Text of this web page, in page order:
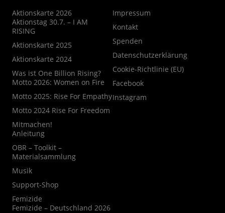
Aktionskarte 2026
Aktionstag 30.7. – I AM
RISING
Aktionskarte 2025
Aktionskarte 2024
Was ist One Billion Rising?
Motto 2026: Women on Fire
Motto 2025: Rise For Empathy
Motto 2024 Rise For Freedom
Mitmachen!
Anleitung
OBR – Toolkit –
Materialsammlung
Musik
Support-Shop
Femizide
Femizide – Deutschland 2026
Impressum
Kontakt
Spenden
Datenschutzerklärung
Cookie-Richtlinie (EU)
Facebook
Instagram